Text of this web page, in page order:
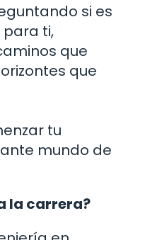
si es
ti,
que
que
tu
mundo de
la carrera?